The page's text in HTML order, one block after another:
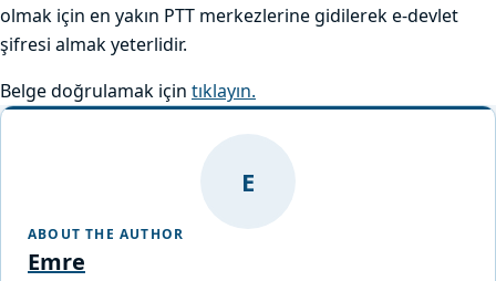
olmak için en yakın PTT merkezlerine gidilerek e-devlet
şifresi almak yeterlidir.
Belge doğrulamak için tıklayın.
E
ABOUT THE AUTHOR
Emre